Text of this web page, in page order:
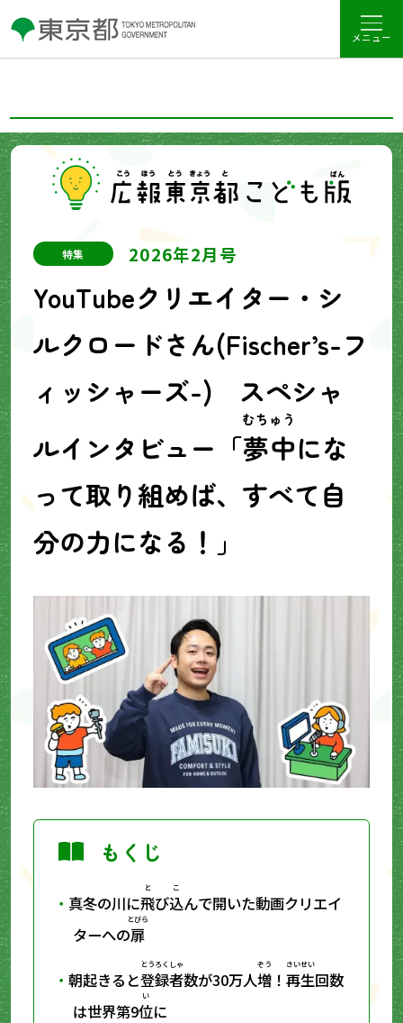
メニュー
特集 2026年2月号
YouTubeクリエイター・シ
ルクロードさん(Fischer’s-フ
ィッシャーズ-) スペシャ
ルインタビュー「夢中
むちゅう
にな
って取り組めば、すべて自
分の力になる！」
もくじ
真冬の川に飛
と
び込
こ
んで開いた動画クリエイ
ターへの扉
とびら
朝起きると登録者
とうろくしゃ
数が30万人増
ぞう
！ 再生
さいせい
回数
は世界第9位
い
に